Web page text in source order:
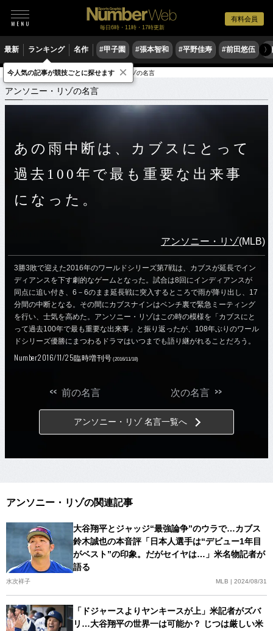
有料会員
毎日6時・11時・17時更新
最新 ランキング 名作 #甲子園 #張本智和 #平野佳寿 #前田悠伍 #
〉
スポーツ名言集 ア アンソニー・リゾの名言
アンソニー・リゾの名言
あの雨中断は、カブスにとって
過去100年で最も重要な出来事
になった。
アンソニー・リゾ(MLB)
3勝3敗で迎えた2016年のワールドシリーズ第7戦は、カブスが延長でイン
ディアンスを下す劇的なゲームとなった。試合は8回にインディアンスが
同点に追い付き、6－6のまま延長戦に突入するところで雨が降り出し、17
分間の中断となる。その間にカブスナインはベンチ裏で緊急ミーティング
を行い、士気を高めた。アンソニー・リゾはこの時の模様を「カブスにと
って過去100年で最も重要な出来事」と振り返ったが、108年ぶりのワール
ドシリーズ優勝にまつわるドラマはいつまでも語り継がれることだろう。
Number2016/11/25臨時増刊号 (2016/11/18)
<< 前の名言 次の名言>>
アンソニー・リゾ 名言一覧へ
アンソニー・リゾの関連記事
大谷翔平とジャッジ“最強論争”のウラで…カブス
鈴木誠也の本音評「日本人選手は“デビュー1年目
がベスト”の印象。だがセイヤは…」米名物記者が
語る
水次祥子 MLB | 2024/08/31
「ドジャースよりヤンキースが上」米記者がズバ
リ…大谷翔平の世界一は可能か？ じつは厳しい米
今人気の記事が競技ごとに探せます ×